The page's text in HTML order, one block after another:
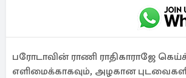
பரோடாவின் ராணி ராதிகாராஜே
எளிமைக்காகவும், அழகான